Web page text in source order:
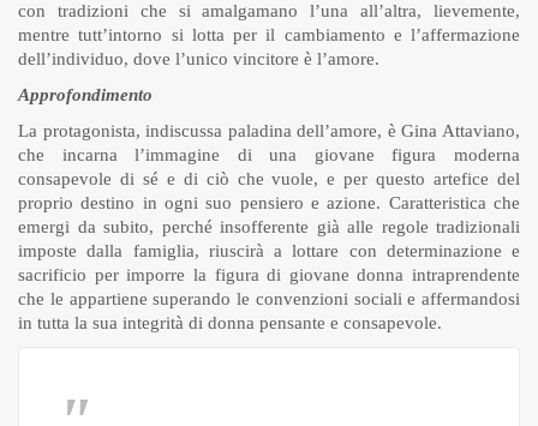
con tradizioni che si amalgamano l’una all’altra, lievemente,
mentre tutt’intorno si lotta per il cambiamento e l’affermazione
dell’individuo, dove l’unico vincitore è l’amore.
Approfondimento
La protagonista, indiscussa paladina dell’amore, è Gina Attaviano,
che incarna l’immagine di una giovane figura moderna
consapevole di sé e di ciò che vuole, e per questo artefice del
proprio destino in ogni suo pensiero e azione. Caratteristica che
emergi da subito, perché insofferente già alle regole tradizionali
imposte dalla famiglia, riuscirà a lottare con determinazione e
sacrificio per imporre la figura di giovane donna intraprendente
che le appartiene superando le convenzioni sociali e affermandosi
in tutta la sua integrità di donna pensante e consapevole.